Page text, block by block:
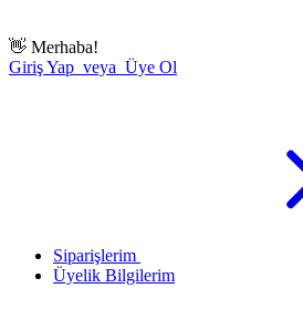
👋 Merhaba!
Giriş Yap veya Üye Ol
Siparişlerim
Üyelik Bilgilerim